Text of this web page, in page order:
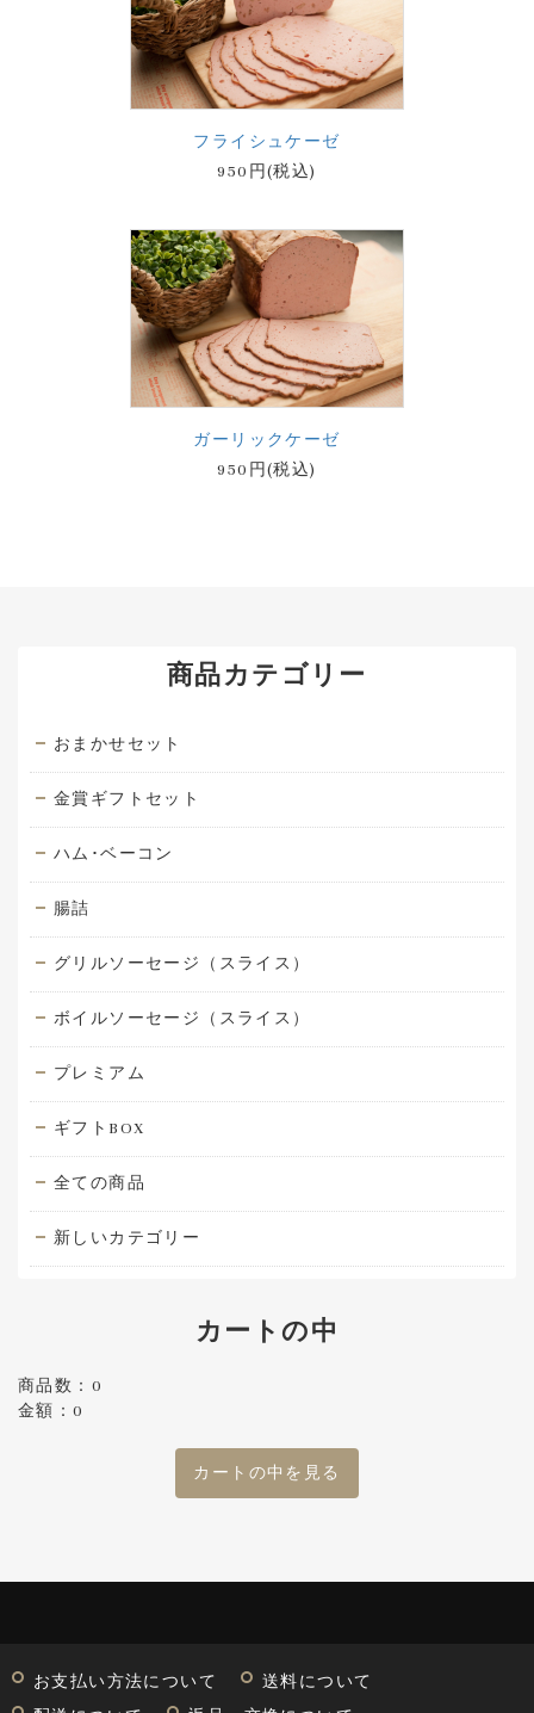
フライシュケーゼ
950円(税込)
ガーリックケーゼ
950円(税込)
商品カテゴリー
おまかせセット
金賞ギフトセット
ハム･ベーコン
腸詰
グリルソーセージ（スライス）
ボイルソーセージ（スライス）
プレミアム
ギフトBOX
全ての商品
新しいカテゴリー
カートの中
商品数：0
金額：0
カートの中を見る
お支払い方法について
送料について